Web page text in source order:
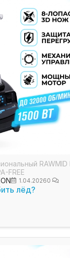
RAWMID
FREE
1.04.20260
лёд?